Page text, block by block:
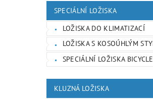
SPECIÁLNÍ LOŽISKA
LOŽISKA DO KLIMATIZACÍ
LOŽISKA S KOSOÚHLÝM
SPECIÁLNÍ LOŽISKA BICYCLE
KLUZNÁ LOŽISKA